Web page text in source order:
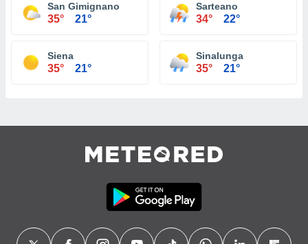
San Gimignano
35° 21°
Sarteano
34° 22°
Siena
35° 21°
Sinalunga
35° 21°